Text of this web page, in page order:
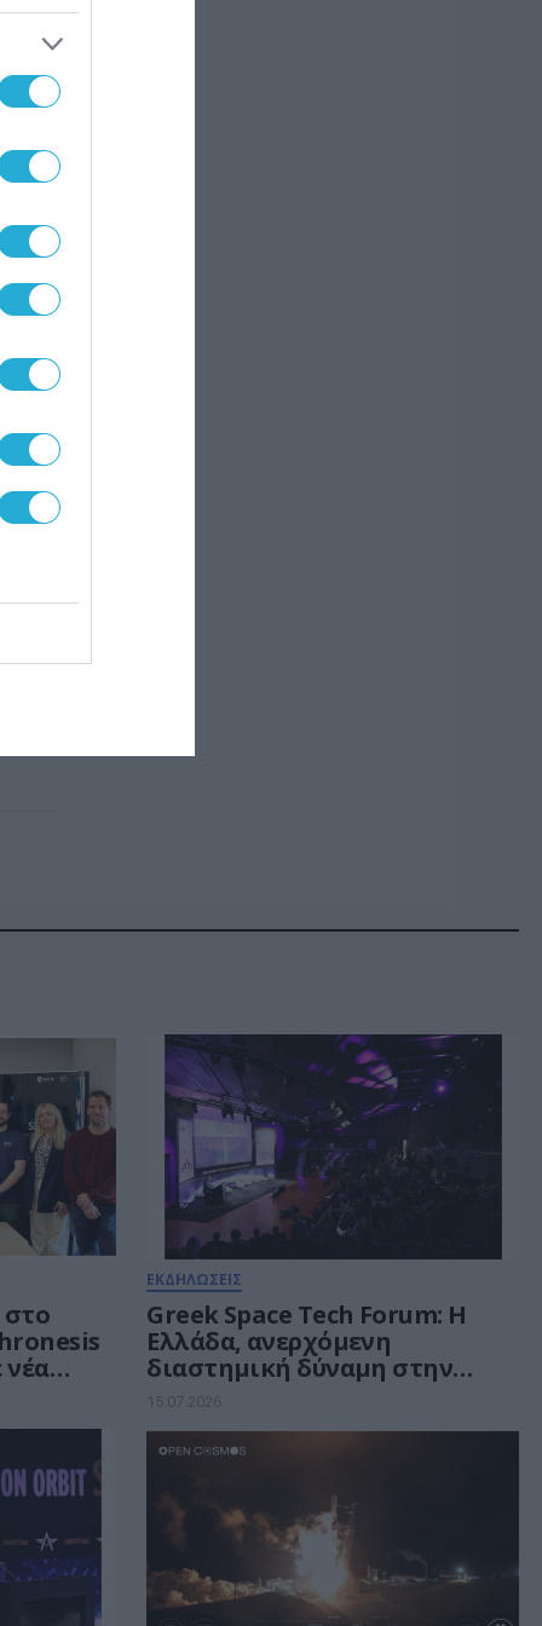
του
νέα
ΕΚΔΗΛΩΣΕΙΣ
Greek Space Tech Forum: Η
Ελλάδα, ανερχόμενη
διαστημική δύναμη στην
Ευρώπη
15.07.2026